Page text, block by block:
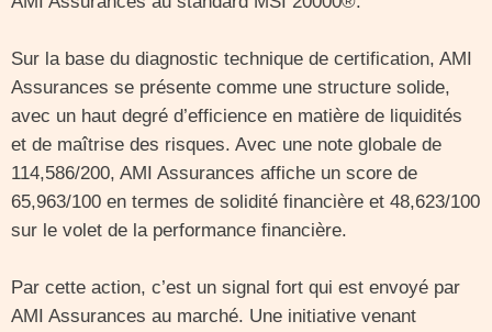
Sur la base du diagnostic technique de certification, AMI
Assurances se présente comme une structure solide,
avec un haut degré d’efficience en matière de liquidités
et de maîtrise des risques. Avec une note globale de
114,586/200, AMI Assurances affiche un score de
65,963/100 en termes de solidité financière et 48,623/100
sur le volet de la performance financière.
Par cette action, c’est un signal fort qui est envoyé par
AMI Assurances au marché. Une initiative venant